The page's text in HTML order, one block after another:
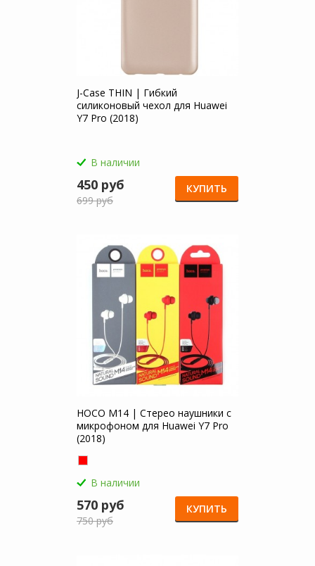
J-Case THIN | Гибкий
силиконовый чехол для Huawei
Y7 Pro (2018)
В наличии
450 руб
699 руб
КУПИТЬ
HOCO M14 | Стерео наушники с
микрофоном для Huawei Y7 Pro
(2018)
В наличии
570 руб
750 руб
КУПИТЬ